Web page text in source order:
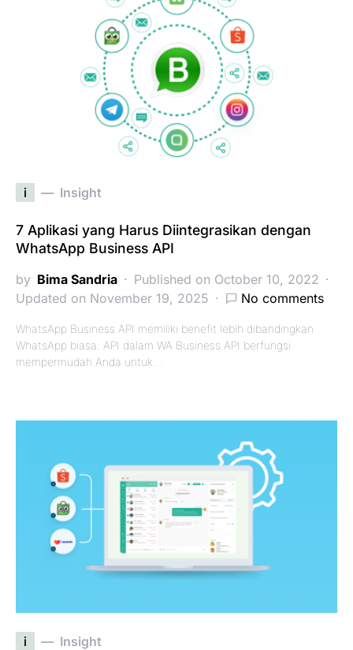
i Insight
7 Aplikasi yang Harus Diintegrasikan dengan
WhatsApp Business API
by Bima Sandria
Published on October 10, 2022
Updated on November 19, 2025
No comments
WhatsApp Business API memiliki benefit lebih dibandingkan
WhatsApp biasa. API dalam WA Business API berfungsi
mempermudah Anda untuk…
i Insight